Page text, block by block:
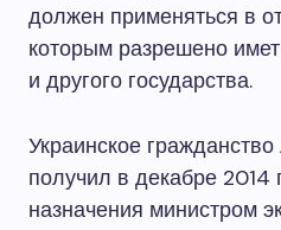
должен применяться в
которым разрешено
и другого государства.
Украинское
получил в декабре 2014
назначения министром